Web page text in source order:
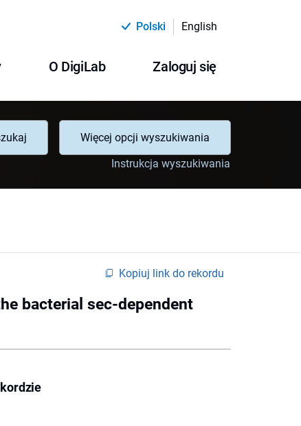
Polski English
O DigiLab Zaloguj się
Więcej opcji wyszukiwania
Instrukcja wyszukiwania
Kopiuj link do rekordu
bacterial sec-dependent